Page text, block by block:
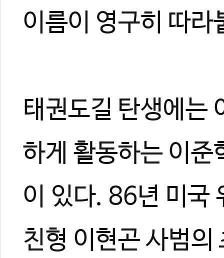
이름이 영구히 따라
태권도길 탄생에는
하게 활동하는 이
이 있다. 86년 미국
친형 이현곤 사범